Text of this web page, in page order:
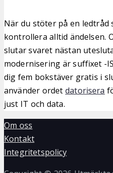
När du stöter på en
kontrollera alltid ändelsen.
slutar svaret nästan
modernisering är suffixet -
dig fem bokstäver gratis i
använder ordetdatorisera
just IT och data.
Om oss
Kontakt
Integritetspolicy